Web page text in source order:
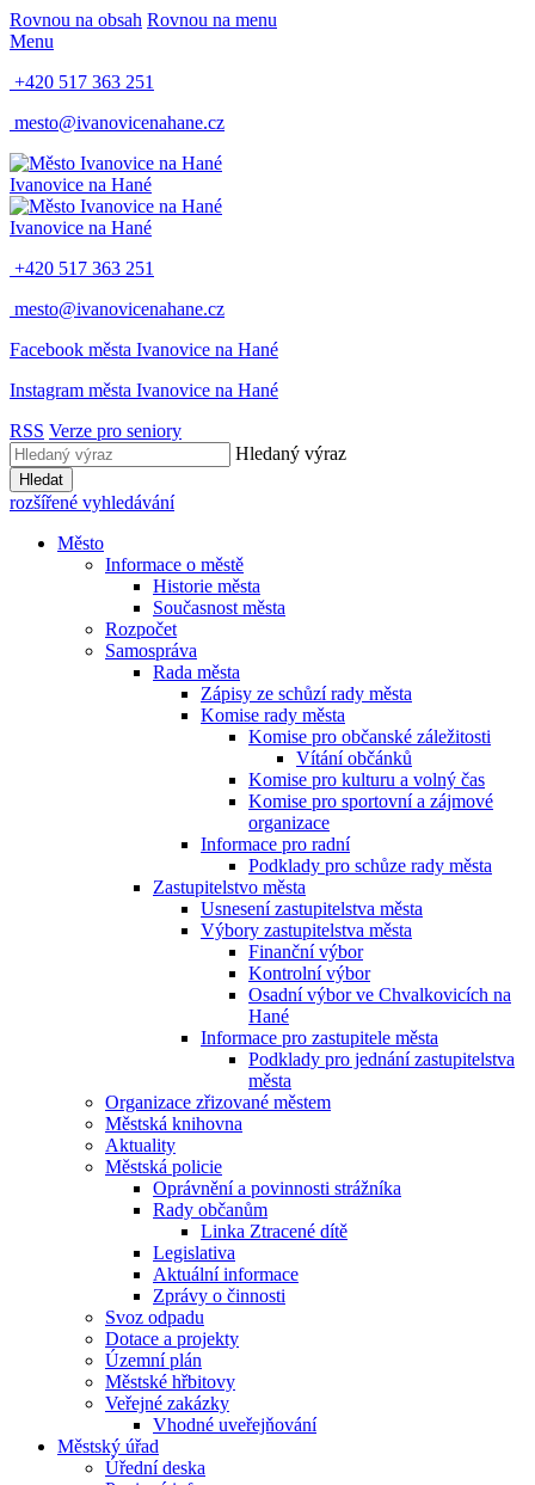
Rovnou na obsah Rovnou na menu
Menu
+420 517 363 251
mesto@ivanovicenahane.cz
Ivanovice na Hané
Ivanovice na Hané
+420 517 363 251
mesto@ivanovicenahane.cz
Facebook města Ivanovice na Hané
Instagram města Ivanovice na Hané
RSS Verze pro seniory
Hledaný výraz
Hledat
rozšířené vyhledávání
Město
Informace o městě
Historie města
Současnost města
Rozpočet
Samospráva
Rada města
Zápisy ze schůzí rady města
Komise rady města
Komise pro občanské záležitosti
Vítání občánků
Komise pro kulturu a volný čas
Komise pro sportovní a zájmové
organizace
Informace pro radní
Podklady pro schůze rady města
Zastupitelstvo města
Usnesení zastupitelstva města
Výbory zastupitelstva města
Finanční výbor
Kontrolní výbor
Osadní výbor ve Chvalkovicích na
Hané
Informace pro zastupitele města
Podklady pro jednání zastupitelstva
města
Organizace zřizované městem
Městská knihovna
Aktuality
Městská policie
Oprávnění a povinnosti strážníka
Rady občanům
Linka Ztracené dítě
Legislativa
Aktuální informace
Zprávy o činnosti
Svoz odpadu
Dotace a projekty
Územní plán
Městské hřbitovy
Veřejné zakázky
Vhodné uveřejňování
Městský úřad
Úřední deska